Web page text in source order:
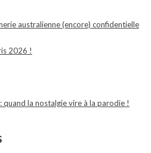
australienne (encore) confidentielle
2026 !
quand la nostalgie vire à la parodie !